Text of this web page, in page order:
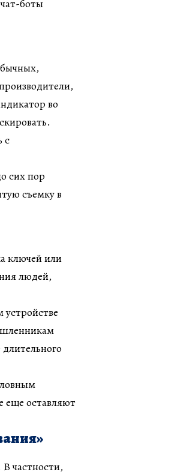
боты
во
с
сих пор
съемку в
ключей или
людей,
еще оставляют
частности,